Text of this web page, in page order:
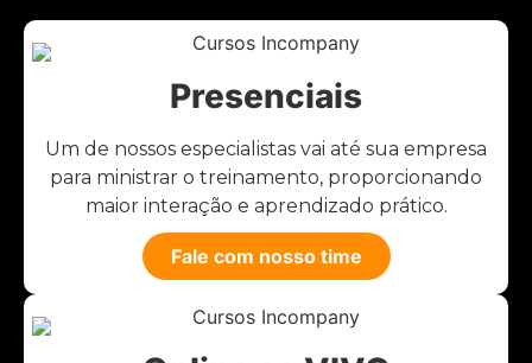
Presenciais
Um de nossos especialistas vai até sua empresa
para ministrar o treinamento, proporcionando
maior interação e aprendizado prático.
Fale com nosso time